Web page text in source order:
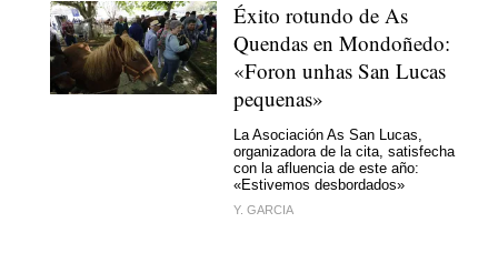
Éxito rotundo de As
Quendas en Mondoñedo:
«Foron unhas San Lucas
pequenas»
La Asociación As San Lucas,
organizadora de la cita, satisfecha
con la afluencia de este año:
«Estivemos desbordados»
Y. GARCIA